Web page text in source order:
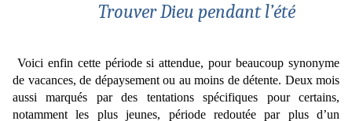
Trouver Dieu pendant l’été
Voici enfin cette période si attendue, pour beaucoup synonyme
de vacances, de dépaysement ou au moins de détente. Deux mois
aussi marqués par des tentations spécifiques pour certains,
notamment les plus jeunes, période redoutée par plus d’un